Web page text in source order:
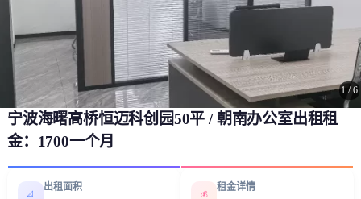
1 /6
宁波海曙高桥恒迈科创园50平 / 朝南办公室出租租
金：1700一个月
📐
出租面积
💰
租金详情